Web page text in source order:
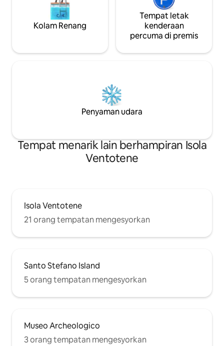
Kolam Renang
Tempat letak
kenderaan
percuma di premis
Penyaman udara
Tempat menarik lain berhampiran Isola
Ventotene
Isola Ventotene
21 orang tempatan mengesyorkan
Santo Stefano Island
5 orang tempatan mengesyorkan
Museo Archeologico
3 orang tempatan mengesyorkan